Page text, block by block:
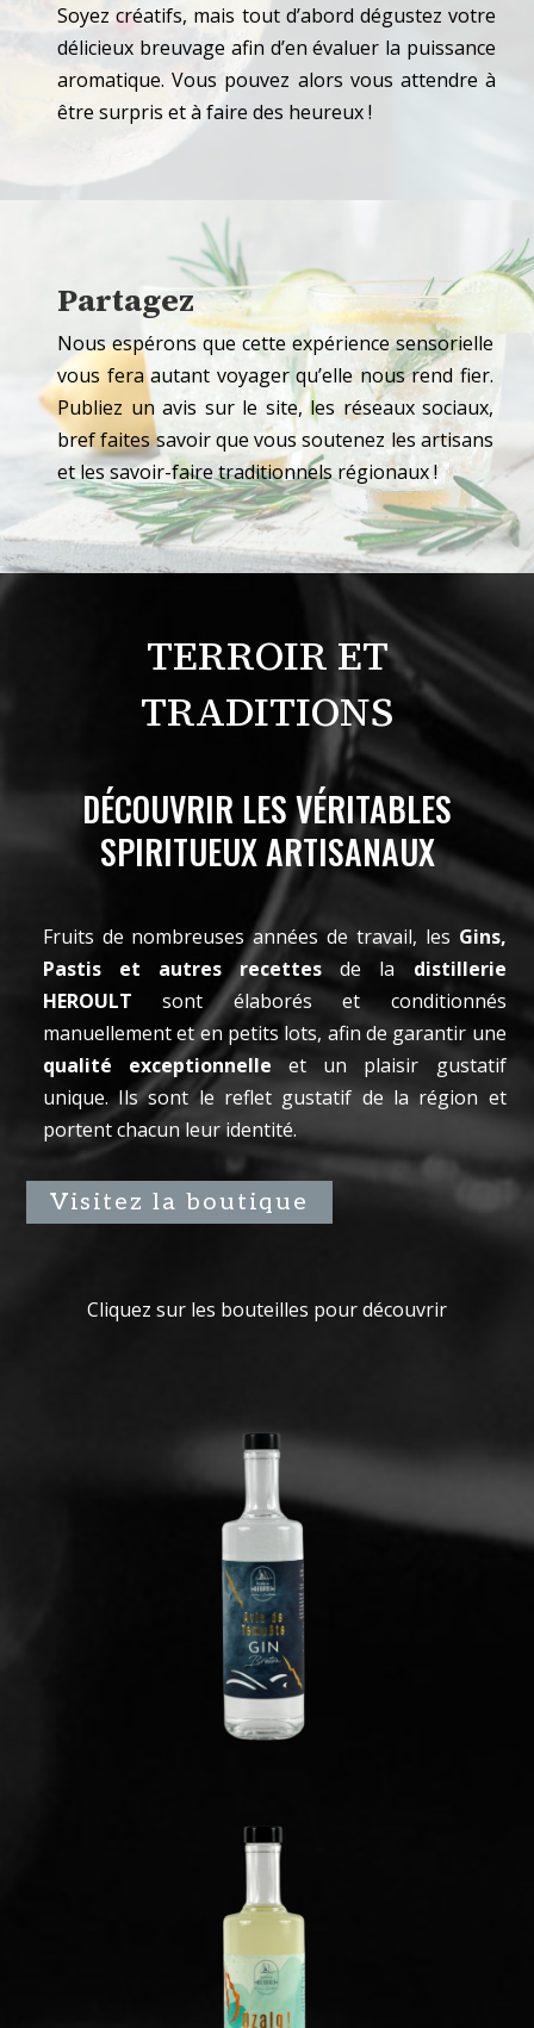
Soyez créatifs, mais tout d’abord dégustez votre
délicieux breuvage afin d’en évaluer la puissance
aromatique. Vous pouvez alors vous attendre à
être surpris et à faire des heureux !
Partagez
Nous espérons que cette expérience sensorielle
vous fera autant voyager qu’elle nous rend fier.
Publiez un avis sur le site, les réseaux sociaux,
bref faites savoir que vous soutenez les artisans
et les savoir-faire traditionnels régionaux !
TERROIR ET
TRADITIONS
DÉCOUVRIR LES VÉRITABLES
SPIRITUEUX ARTISANAUX
Fruits de nombreuses années de travail, les Gins,
Pastis et autres recettes de la distillerie
HEROULT sont élaborés et conditionnés
manuellement et en petits lots, afin de garantir une
qualité exceptionnelle et un plaisir gustatif
unique. Ils sont le reflet gustatif de la région et
portent chacun leur identité.
Visitez la boutique
Cliquez sur les bouteilles pour découvrir